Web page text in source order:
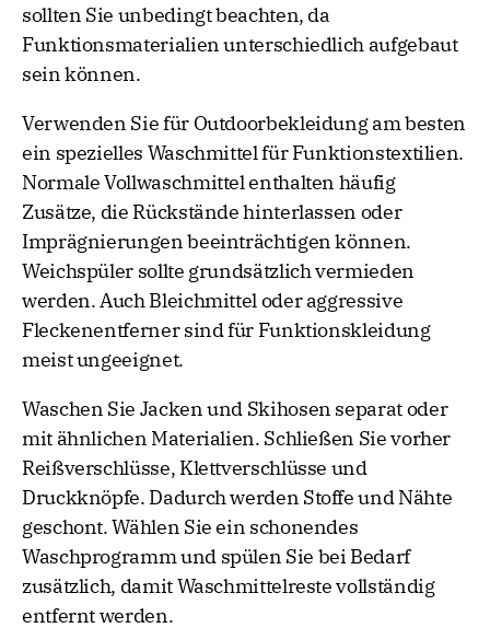
sollten Sie unbedingt beachten, da
Funktionsmaterialien unterschiedlich aufgebaut
sein können.
Verwenden Sie für Outdoorbekleidung am besten
ein spezielles Waschmittel für Funktionstextilien.
Normale Vollwaschmittel enthalten häufig
Zusätze, die Rückstände hinterlassen oder
Imprägnierungen beeinträchtigen können.
Weichspüler sollte grundsätzlich vermieden
werden. Auch Bleichmittel oder aggressive
Fleckenentferner sind für Funktionskleidung
meist ungeeignet.
Waschen Sie Jacken und Skihosen separat oder
mit ähnlichen Materialien. Schließen Sie vorher
Reißverschlüsse, Klettverschlüsse und
Druckknöpfe. Dadurch werden Stoffe und Nähte
geschont. Wählen Sie ein schonendes
Waschprogramm und spülen Sie bei Bedarf
zusätzlich, damit Waschmittelreste vollständig
entfernt werden.